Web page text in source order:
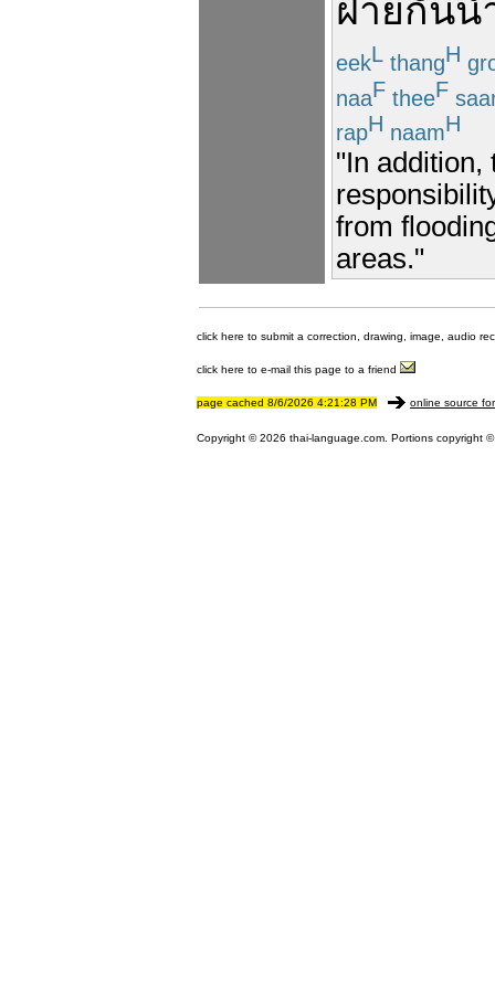
ฝายกันน้
eekL thangH
naaF theeF
rapH naamH
"In addition,
from
areas."
click here to submit a correction, drawing, image, audio
click here to e-mail this page to a friend
page cached 8/6/2026 4:21:28 PM online source
Copyright © 2026 thai-language.com. Portions copyright